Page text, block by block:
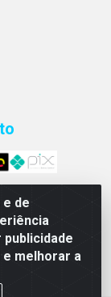
de
melhorar a
Jose Carlos
PR - CEP
00